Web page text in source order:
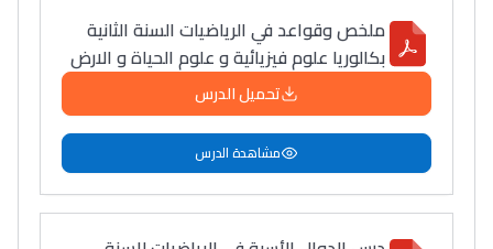
فالرّياضة و الدّراسة
ملخص وقواعد في الرياضيات السنة الثانية
بكالوريا علوم فيزيائية و علوم الحياة و الارض
تحميل الدرس
مشاهدة الدرس